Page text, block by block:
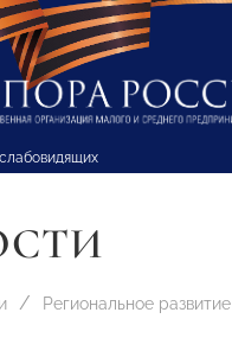
Региональное развитие